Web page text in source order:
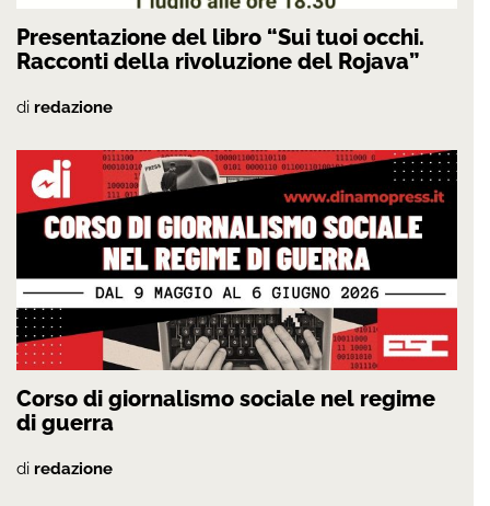
Presentazione del libro “Sui tuoi occhi.
Racconti della rivoluzione del Rojava”
di redazione
Corso di giornalismo sociale nel regime
di guerra
di redazione